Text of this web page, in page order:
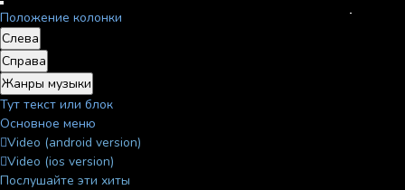
Положение колонки
Слева
Справа
Жанры музыки
Тут текст или блок
Основное меню
Video (android version)
Video (ios version)
Послушайте эти хиты